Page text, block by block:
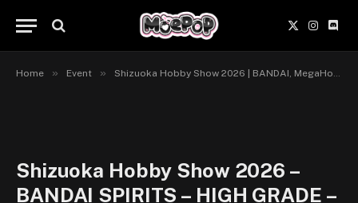
X
(Twitter)
Home » Event » Shizuoka Hobby Show 2026 | BANDAI, MegaHouse, X-Plus & Square Enix
Shizuoka Hobby Show 2026 –
BANDAI SPIRITS – HIGH GRADE –